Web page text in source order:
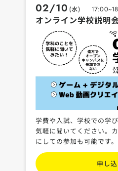
02/10 (水)
オンライン学校説明
学費や入試、学校での学
気軽に聞いてください。
にしての参加も可能です。
申し